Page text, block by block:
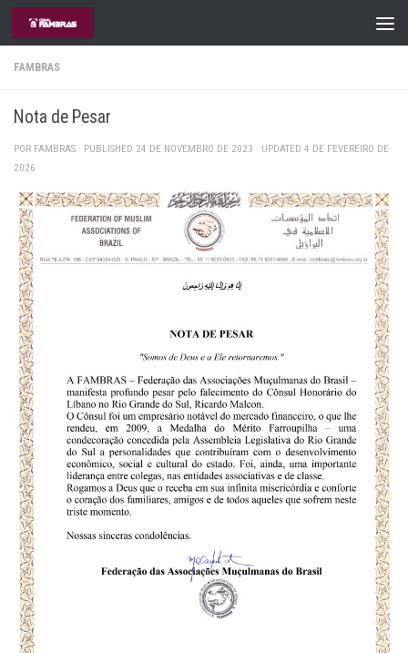
Skip to content
FAMBRAS
Nota de Pesar
POR FAMBRAS · PUBLISHED 24 DE NOVEMBRO DE 2023 · UPDATED 4 DE FEVEREIRO DE
2026